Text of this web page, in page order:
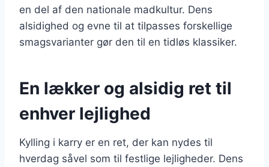
en del af den nationale madkultur. Dens
alsidighed og evne til at tilpasses forskellige
smagsvarianter gør den til en tidløs klassiker.
En lækker og alsidig ret til
enhver lejlighed
Kylling i karry er en ret, der kan nydes til
hverdag såvel som til festlige lejligheder. Dens